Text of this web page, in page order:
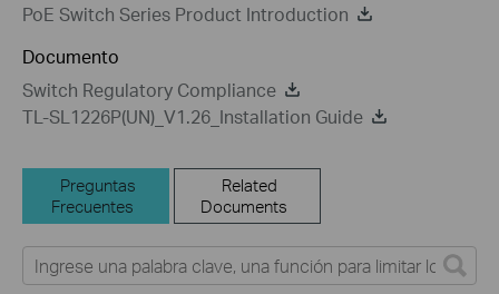
PoE Switch Series Product Introduction
Documento
Switch Regulatory Compliance
TL-SL1226P(UN)_V1.26_Installation Guide
Preguntas
Frecuentes
Related
Documents